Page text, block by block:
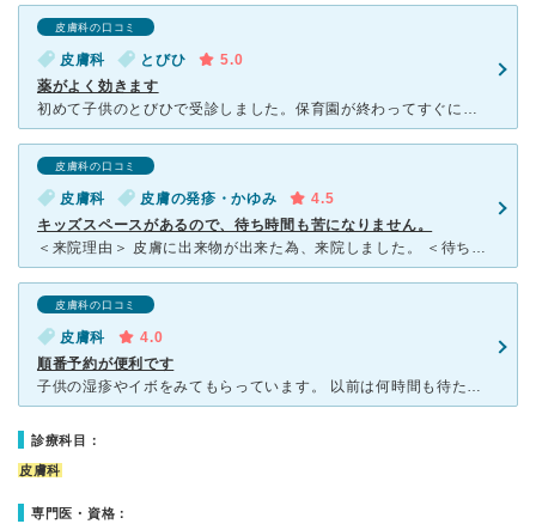
皮膚科の口コミ
皮膚科 とびひ
5.0
薬がよく効きます
初めて子供のとびひで受診しました。保育園が終わってすぐに受付(16時30分)しましたが、受付の方に「診察は約2時間後になりますのでどこかで時間を潰してきても大丈夫ですよ」と言ってもらえたので、とりあえ
皮膚科の口コミ
皮膚科 皮膚の発疹・かゆみ
4.5
キッズスペースがあるので、待ち時間も苦になりません。
＜来院理由＞ 皮膚に出来物が出来た為、来院しました。 ＜待ち時間について＞ 受付が開くのが診察開始時間の10分程前です。その為、外で並んで待ちました。早い時間での来院でしたので、それほど待つ
皮膚科の口コミ
皮膚科
4.0
順番予約が便利です
子供の湿疹やイボをみてもらっています。 以前は何時間も待たないといけませんでしたが、数年前から順番予約のさいとができたので、比較的待たなくてよくなりました。 自分の順番が近くなったら病院へいく、と
診療科目：
皮膚科
専門医・資格：